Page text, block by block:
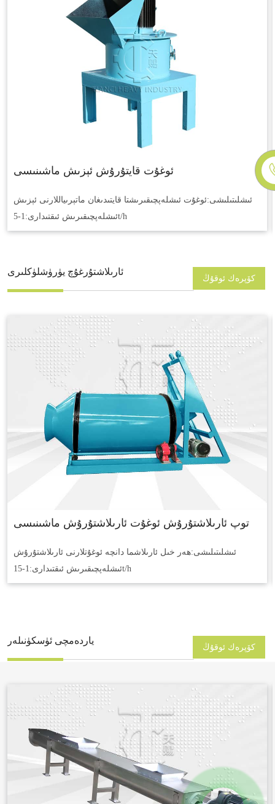
ئوغۇت قايتۇرۇش ئېزىش ماشىنىسى
ئىشلىتىلىشى:ئوغۇت ئىشلەپچىقىرىشتا قايتىدىغان ماتېرىياللارنى ئېزىش
ئىشلەپچىقىرىش ئىقتىدارى:1-5t/h
ئارىلاشتۇرغۇچ يۈرۈشلۈكلىرى
كۆپرەك ئوقۇڭ
توپ ئارىلاشتۇرۇش ئوغۇت ئارىلاشتۇرۇش ماشىنىسى
ئىشلىتىلىشى:ھەر خىل ئارىلاشما دانچە ئوغۇتلارنى ئارىلاشتۇرۇش
ئىشلەپچىقىرىش ئىقتىدارى:1-15t/h
ياردەمچى ئۈسكۈنىلەر
كۆپرەك ئوقۇڭ